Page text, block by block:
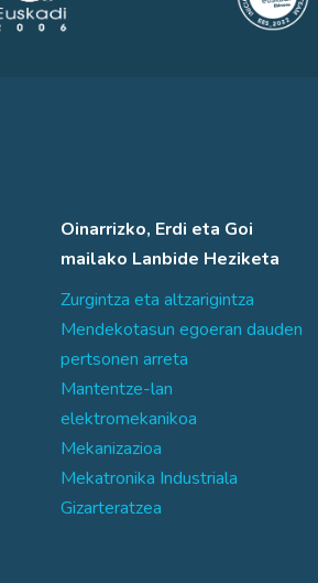
Oinarrizko, Erdi eta Goi
mailako Lanbide Heziketa
Zurgintza eta altzarigintza
Mendekotasun egoeran dauden
pertsonen arreta
Mantentze-lan
elektromekanikoa
Mekanizazioa
Mekatronika Industriala
Gizarteratzea